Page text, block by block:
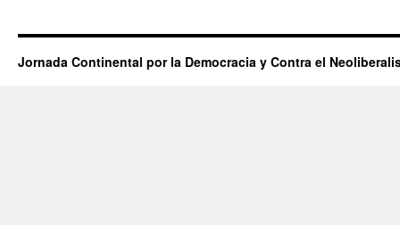
Jornada Continental por la Democracia y Contra el